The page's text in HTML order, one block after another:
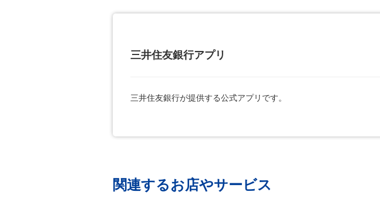
三井住友銀行アプリ
三井住友銀行が提供する公式アプリです。
関連するお店やサービス